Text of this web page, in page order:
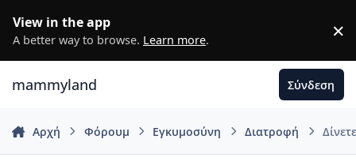
View in the app
A better way to browse. Learn more. ×
mammyland Σύνδεση
Αρχή Φόρουμ Εγκυμοσύνη Διατροφή